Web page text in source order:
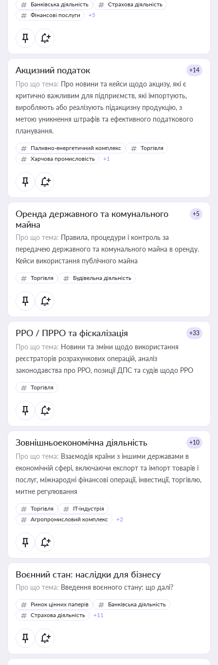
Банківська діяльність
Страхова діяльність
Фінансові послуги
+5
Акцизний податок +14
Про що тема: Про новини та кейси щодо акцизу, які є
критично важливим для підприємств, які імпортують,
виробляють або реалізують підакцизну продукцію, з
метою уникнення штрафів та ефективного податкового
планування.
Паливно-енергетичний комплекс
Торгівля
Харчова промисловість
+1
Оренда державного та комунального
майна
+5
Про що тема: Правила, процедури і контроль за
передачею державного та комунального майна в оренду.
Кейси використання публічного майна
Торгівля Будівельна діяльність
РРО / ПРРО та фіскалізація +33
Про що тема: Новини та зміни щодо використання
реєстраторів розрахункових операцій, аналіз
законодавства про РРО, позиції ДПС та судів щодо РРО
Торгівля
Зовнішньоекономічна діяльність +10
Про що тема: Взаємодія країни з іншими державами в
економічній сфері, включаючи експорт та імпорт товарів і
послуг, міжнародні фінансові операції, інвестиції, торгівлю,
митне регулювання
Торгівля
IT-індустрія
Агропромисловий комплекс
+2
Воєнний стан: наслідки для бізнесу
Про що тема: Введення воєнного стану: що далі?
Ринок цінних паперів
Банківська діяльність
Страхова діяльність
+11